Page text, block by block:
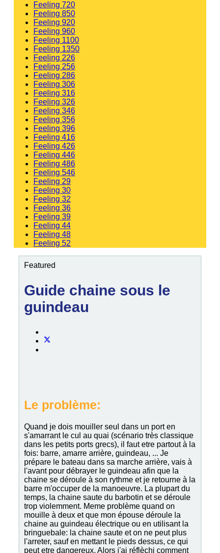
Feeling 720
Feeling 850
Feeling 920
Feeling 960
Feeling 1100
Feeling 1350
Feeling 226
Feeling 256
Feeling 286
Feeling 306
Feeling 316
Feeling 326
Feeling 346
Feeling 356
Feeling 396
Feeling 416
Feeling 426
Feeling 446
Feeling 486
Feeling 546
Feeling 29
Feeling 30
Feeling 32
Feeling 36
Feeling 39
Feeling 44
Feeling 48
Feeling 52
Featured
Guide chaine sous le
guindeau
Le problème:
Quand je dois mouiller seul dans un port en
s'amarrant le cul au quai (scénario très classique
dans les petits ports grecs), il faut etre partout à la
fois: barre, amarre arrière, guindeau, ... Je
prépare le bateau dans sa marche arrière, vais à
l'avant pour débrayer le guindeau afin que la
chaine se déroule à son rythme et je retourne à la
barre m'occuper de la manoeuvre. La plupart du
temps, la chaine saute du barbotin et se déroule
trop violemment. Meme problème quand on
mouille à deux et que mon épouse déroule la
chaine au guindeau électrique ou en utilisant la
bringuebale: la chaine saute et on ne peut plus
l'arreter, sauf en mettant le pieds dessus, ce qui
peut etre dangereux. Alors j'ai réflèchi comment